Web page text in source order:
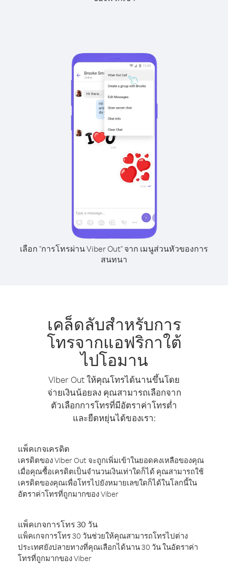
เลือก "การโทรผ่าน Viber Out" จาก เมนูส่วนหัวของการ
สนทนา
เคล็ดลับสำหรับการ
โทรจากแอฟริกาใต้
ไปโอมาน
Viber Out ให้คุณโทรได้นานขึ้นโดย
จ่ายเงินน้อยลง คุณสามารถเลือกจาก
ตัวเลือกการโทรที่มีอัตราค่าโทรต่ำ
และยืดหยุ่นได้ของเรา:
แพ็คเกจเครดิต
เครดิตของ Viber Out จะถูกเพิ่มเข้าในยอดคงเหลือของคุณ
เมื่อคุณซื้อเครดิตเป็นจำนวนเงินเท่าใดก็ได้ คุณสามารถใช้
เครดิตของคุณเพื่อโทรไปยังหมายเลขใดก็ได้ในโลกนี้ใน
อัตราค่าโทรที่ถูกมากของ Viber
แพ็คเกจการโทร 30 วัน
แพ็คเกจการโทร 30 วันช่วยให้คุณสามารถโทรไปต่าง
ประเทศยังปลายทางที่คุณเลือกได้นาน 30 วัน ในอัตราค่า
โทรที่ถูกมากของ Viber